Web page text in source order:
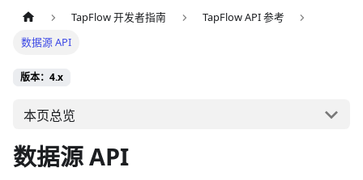
TapFlow 开发者指南
TapFlow API 参考
数据源 API
版本：4.x
本页总览
数据源 API